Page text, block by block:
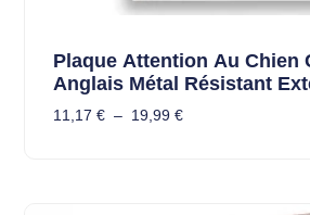
Plaque Attention Au Chien
Anglais Métal Résistant
11,17 € – 19,99 €